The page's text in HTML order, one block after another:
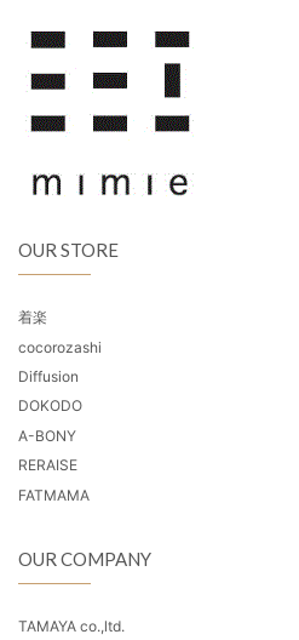
OUR STORE
着楽
cocorozashi
Diffusion
DOKODO
A-BONY
RERAISE
FATMAMA
OUR COMPANY
TAMAYA co.,ltd.